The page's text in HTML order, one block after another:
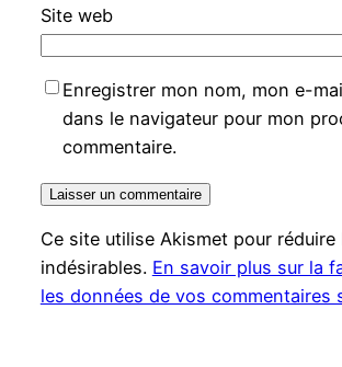
Site web
Enregistrer mon nom, mon e-
dans le navigateur pour mon
commentaire.
Ce site utilise Akismet pour réduire
indésirables. En savoir plus sur la
les données de vos commentaires